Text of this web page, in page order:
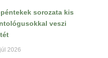
sorozata kis
veszi
2026